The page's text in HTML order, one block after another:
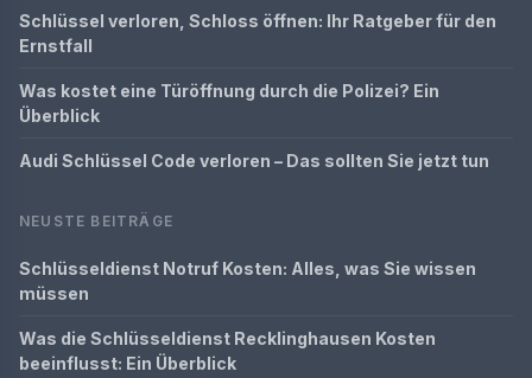
Schlüssel verloren, Schloss öffnen: Ihr Ratgeber für den
Ernstfall
Was kostet eine Türöffnung durch die Polizei? Ein
Überblick
Audi Schlüssel Code verloren – Das sollten Sie jetzt tun
NEUSTE BEITRÄGE
Schlüsseldienst Notruf Kosten: Alles, was Sie wissen
müssen
Was die Schlüsseldienst Recklinghausen Kosten
beeinflusst: Ein Überblick